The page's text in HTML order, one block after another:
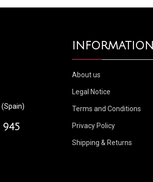
INFORMATION
About us
Legal Notice
Terms and Conditions
Privacy Policy
Shipping & Returns